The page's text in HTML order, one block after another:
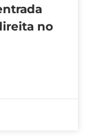
no